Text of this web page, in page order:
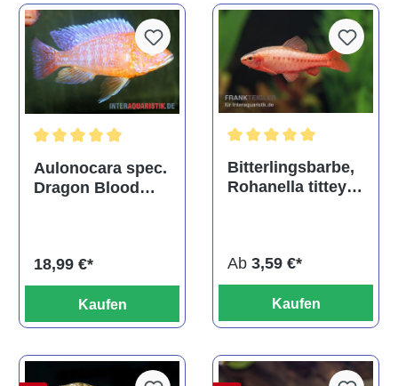
Durchschnittliche Bewertung von 5 von 5 Sternen
Aulonocara spec.
Dragon Blood
18,99 €*
Kaufen
Bitterlingsbarbe,
Rohanella titteya,
Ab 3,59 €*
Kaufen